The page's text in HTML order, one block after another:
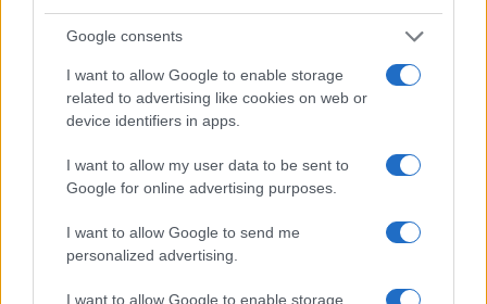
Google consents
I want to allow Google to enable storage
related to advertising like cookies on web or
device identifiers in apps.
I want to allow my user data to be sent to
Google for online advertising purposes.
I want to allow Google to send me
personalized advertising.
I want to allow Google to enable storage
Opozorilo:Po 297. členu Kazenskega zakonika je
sovraštva, nasilja ali nestrpnosti. Komentarji z žaljivimi,
rasističnimi, diskriminatornimi ali nezakonitimi vsebinami bodo
Failed to fetch